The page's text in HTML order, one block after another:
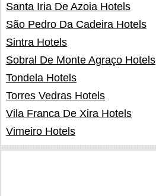
Santa Iria De Azoia Hotels
São Pedro Da Cadeira Hotels
Sintra Hotels
Sobral De Monte Agraço Hotels
Tondela Hotels
Torres Vedras Hotels
Vila Franca De Xira Hotels
Vimeiro Hotels